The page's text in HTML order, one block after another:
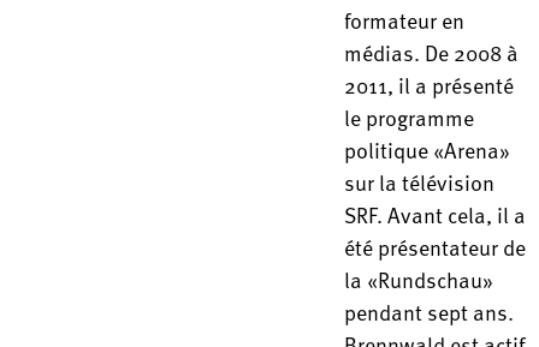
formateur en
médias. De 2008 à
2011, il a présenté
le programme
politique «Arena»
sur la télévision
SRF. Avant cela, il a
été présentateur de
la «Rundschau»
pendant sept ans.